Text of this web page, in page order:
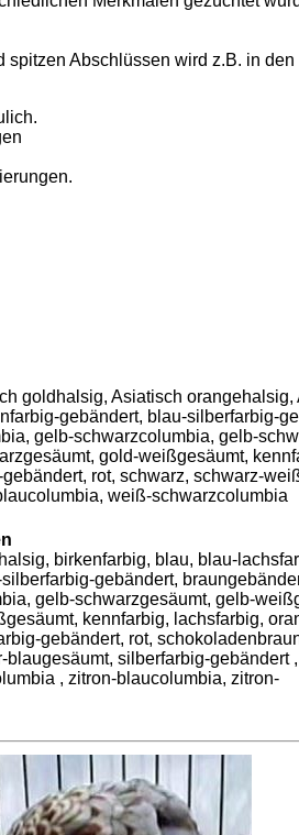
spitzen Abschlüssen wird z.B. in den
goldhalsig, Asiatisch orangehalsig,
gebändert, blau-silberfarbig-
gelb-schwarzcolumbia, gelb-
gold-weißgesäumt,
rot, schwarz, schwarz-
weiß-schwarzcolumbia
birkenfarbig, blau, blau-
gebändert,
gelb-schwarzgesäumt, gelb-
kennfarbig, lachsfarbig,
gebändert, rot,
silberfarbig-gebändert
, zitron-blaucolumbia, zitron-